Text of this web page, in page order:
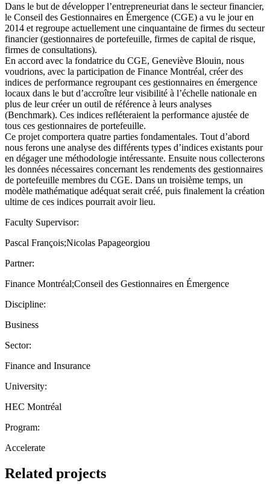
Dans le but de développer l’entrepreneuriat dans le secteur financier,
le Conseil des Gestionnaires en Émergence (CGE) a vu le jour en
2014 et regroupe actuellement une cinquantaine de firmes du secteur
financier (gestionnaires de portefeuille, firmes de capital de risque,
firmes de consultations).
En accord avec la fondatrice du CGE, Geneviève Blouin, nous
voudrions, avec la participation de Finance Montréal, créer des
indices de performance regroupant ces gestionnaires en émergence
locaux dans le but d’accroître leur visibilité à l’échelle nationale en
plus de leur créer un outil de référence à leurs analyses
(Benchmark). Ces indices refléteraient la performance ajustée de
tous ces gestionnaires de portefeuille.
Ce projet comportera quatre parties fondamentales. Tout d’abord
nous ferons une analyse des différents types d’indices existants pour
en dégager une méthodologie intéressante. Ensuite nous collecterons
les données nécessaires concernant les rendements des gestionnaires
de portefeuille membres du CGE. Dans un troisième temps, un
modèle mathématique adéquat serait créé, puis finalement la création
ultime de ces indices pourrait avoir lieu.
Faculty Supervisor:
Pascal François;Nicolas Papageorgiou
Partner:
Finance Montréal;Conseil des Gestionnaires en Émergence
Discipline:
Business
Sector:
Finance and Insurance
University:
HEC Montréal
Program:
Accelerate
Related projects